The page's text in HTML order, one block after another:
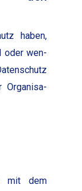
haben,
oder wen­
Organ­i­sa­
mit dem